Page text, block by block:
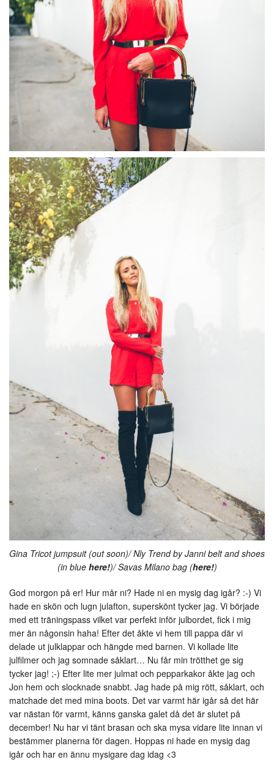
Gina Tricot jumpsuit (out soon)/ Nly Trend by Janni belt and shoes
(in blue here!)/ Savas Milano bag (here!)
God morgon på er! Hur mår ni? Hade ni en mysig dag igår? :-) Vi
hade en skön och lugn julafton, superskönt tycker jag. Vi började
med ett träningspass vilket var perfekt inför julbordet, fick i mig
mer än någonsin haha! Efter det åkte vi hem till pappa där vi
delade ut julklappar och hängde med barnen. Vi kollade lite
julfilmer och jag somnade såklart… Nu får min trötthet ge sig
tycker jag! ;-) Efter lite mer julmat och pepparkakor åkte jag och
Jon hem och slocknade snabbt. Jag hade på mig rött, såklart, och
matchade det med mina boots. Det var varmt här igår så det här
var nästan för varmt, känns ganska galet då det är slutet på
december! Nu har vi tänt brasan och ska mysa vidare lite innan vi
bestämmer planerna för dagen. Hoppas ni hade en mysig dag
igår och har en ännu mysigare dag idag <3